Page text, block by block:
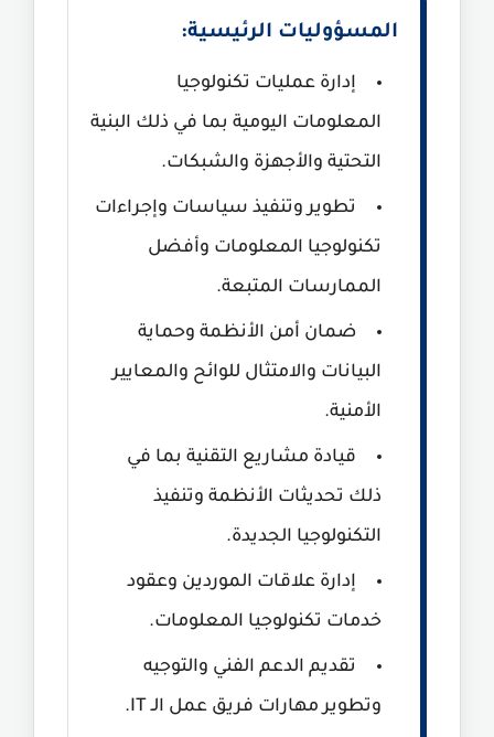
المسؤوليات الرئيسية:
إدارة عمليات تكنولوجيا
المعلومات اليومية بما في ذلك البنية
التحتية والأجهزة والشبكات.
تطوير وتنفيذ سياسات وإجراءات
تكنولوجيا المعلومات وأفضل
الممارسات المتبعة.
ضمان أمن الأنظمة وحماية
البيانات والامتثال للوائح والمعايير
الأمنية.
قيادة مشاريع التقنية بما في
ذلك تحديثات الأنظمة وتنفيذ
التكنولوجيا الجديدة.
إدارة علاقات الموردين وعقود
خدمات تكنولوجيا المعلومات.
تقديم الدعم الفني والتوجيه
وتطوير مهارات فريق عمل الـ IT.